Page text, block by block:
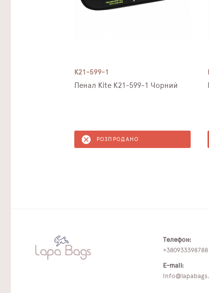
K21-599-1
Пенал Kite K21-599-1 Чорний
РОЗПРОДАНО
Телефон:
+380933398788
E-mail: